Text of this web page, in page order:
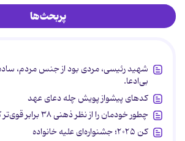
پربحث‌ها
شهید رئیسی، مردی بود از جنس مردم،
بی‌ادعا.
کدهای پیشواز پویش چله دعای عهد
چطور خودمان را از نظر ذهنی ۳۸ برابر قوی‌تر کنیم؟
کن ۲۰۲۵؛ جشنواره‌ای علیه خانواده